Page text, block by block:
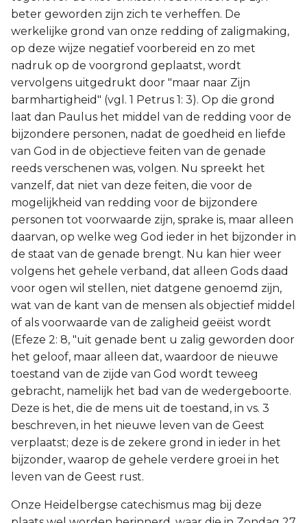
beter geworden zijn zich te verheffen. De
werkelijke grond van onze redding of zaligmaking,
op deze wijze negatief voorbereid en zo met
nadruk op de voorgrond geplaatst, wordt
vervolgens uitgedrukt door "maar naar Zijn
barmhartigheid" (vgl. 1 Petrus 1: 3). Op die grond
laat dan Paulus het middel van de redding voor de
bijzondere personen, nadat de goedheid en liefde
van God in de objectieve feiten van de genade
reeds verschenen was, volgen. Nu spreekt het
vanzelf, dat niet van deze feiten, die voor de
mogelijkheid van redding voor de bijzondere
personen tot voorwaarde zijn, sprake is, maar alleen
daarvan, op welke weg God ieder in het bijzonder in
de staat van de genade brengt. Nu kan hier weer
volgens het gehele verband, dat alleen Gods daad
voor ogen wil stellen, niet datgene genoemd zijn,
wat van de kant van de mensen als objectief middel
of als voorwaarde van de zaligheid geëist wordt
(Efeze 2: 8, "uit genade bent u zalig geworden door
het geloof, maar alleen dat, waardoor de nieuwe
toestand van de zijde van God wordt teweeg
gebracht, namelijk het bad van de wedergeboorte.
Deze is het, die de mens uit de toestand, in vs. 3
beschreven, in het nieuwe leven van de Geest
verplaatst; deze is de zekere grond in ieder in het
bijzonder, waarop de gehele verdere groei in het
leven van de Geest rust.
Onze Heidelbergse catechismus mag bij deze